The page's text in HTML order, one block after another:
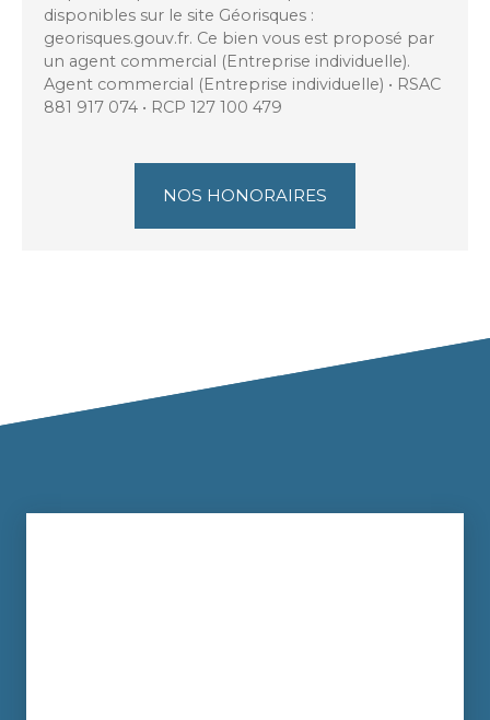
disponibles sur le site Géorisques :
georisques.gouv.fr. Ce bien vous est proposé par
un agent commercial (Entreprise individuelle).
Agent commercial (Entreprise individuelle) • RSAC
881 917 074 • RCP 127 100 479
NOS HONORAIRES